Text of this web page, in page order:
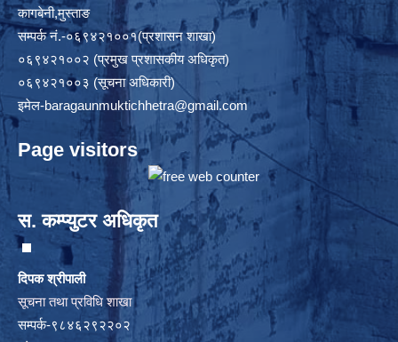
कागबेनी,मुस्ताङ
सम्पर्क नं.-०६९४२१००१(प्रशासन शाखा)
०६९४२१००२ (प्रमुख प्रशासकीय अधिकृत)
०६९४२१००३ (सूचना अधिकारी)
इमेल-baragaunmuktichhetra@gmail.com
Page visitors
स. कम्प्युटर अधिकृत
दिपक श्रीपाली
सूचना तथा प्रविधि शाखा
सम्पर्क-९८४६२९२२०२